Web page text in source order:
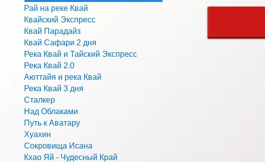
Рай на реке Квай
Квайский Экспресс
Квай Парадайз
Квай Сафари 2 дня
Река Квай и Тайский Экспресс
Река Квай 2.0
Аюттайя и река Квай
Река Квай 3 дня
Сталкер
Над Облаками
Путь к Аватару
Хуахин
Сокровища Исана
Кхао Яй - Чудесный Край